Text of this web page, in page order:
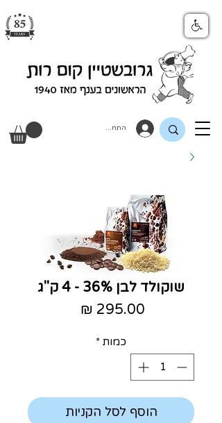
התחבר
שוקולד לבן 36% - 4 ק"ג
כמות *
הוסף לסל הקניות